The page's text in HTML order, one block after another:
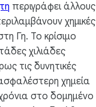
περιγράφει άλλους
χημικές
Γη. Το κρίσιμο
χιλιάδες
τις δυνητικές
χημεία
στο δομημένο